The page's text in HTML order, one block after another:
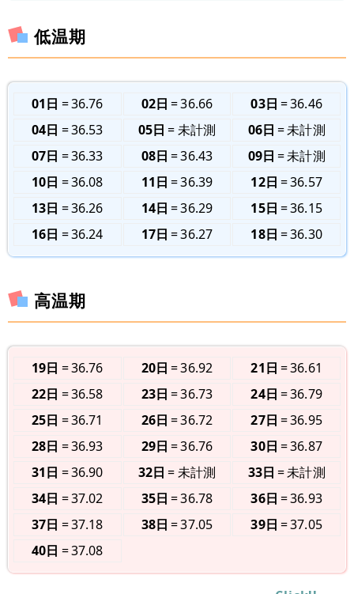
低温期
01日 36.76 02日 36.66 03日
36.46
04日
36.53 05日 未計測 06日
未計測
07日
36.33 08日 36.43 09日
未計測
10日
36.08 11日 36.39 12日
36.57
13日
36.26 14日 36.29 15日
36.15
16日
36.24 17日 36.27 18日 36.30
高温期
19日 36.76 20日 36.92 21日
36.61
22日
36.58 23日 36.73 24日
36.79
25日
36.71 26日 36.72 27日
36.95
28日
36.93 29日 36.76 30日
36.87
31日
36.90 32日 未計測 33日
未計測
34日
37.02 35日 36.78 36日
36.93
37日
37.18 38日 37.05 39日
37.05
40日
37.08